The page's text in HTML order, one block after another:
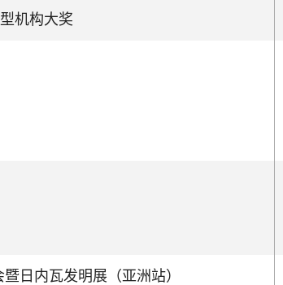
机构大奖
日内瓦发明展（亚洲站）